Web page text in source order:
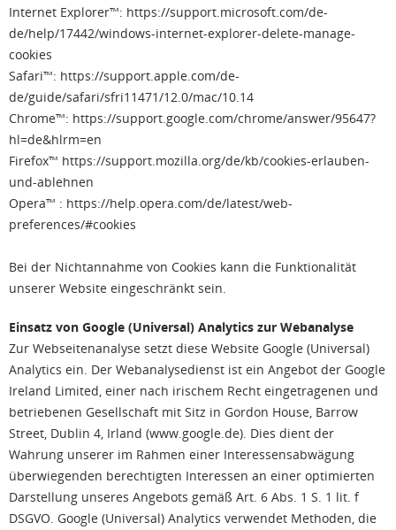
Internet Explorer™: https://support.microsoft.com/de-
de/help/17442/windows-internet-explorer-delete-manage-
cookies
Safari™: https://support.apple.com/de-
de/guide/safari/sfri11471/12.0/mac/10.14
Chrome™: https://support.google.com/chrome/answer/95647?
hl=de&hlrm=en
Firefox™ https://support.mozilla.org/de/kb/cookies-erlauben-
und-ablehnen
Opera™ : https://help.opera.com/de/latest/web-
preferences/#cookies
Bei der Nichtannahme von Cookies kann die Funktionalität
unserer Website eingeschränkt sein.
Einsatz von Google (Universal) Analytics zur Webanalyse
Zur Webseitenanalyse setzt diese Website Google (Universal)
Analytics ein. Der Webanalysedienst ist ein Angebot der Google
Ireland Limited, einer nach irischem Recht eingetragenen und
betriebenen Gesellschaft mit Sitz in Gordon House, Barrow
Street, Dublin 4, Irland (www.google.de). Dies dient der
Wahrung unserer im Rahmen einer Interessensabwägung
überwiegenden berechtigten Interessen an einer optimierten
Darstellung unseres Angebots gemäß Art. 6 Abs. 1 S. 1 lit. f
DSGVO. Google (Universal) Analytics verwendet Methoden, die